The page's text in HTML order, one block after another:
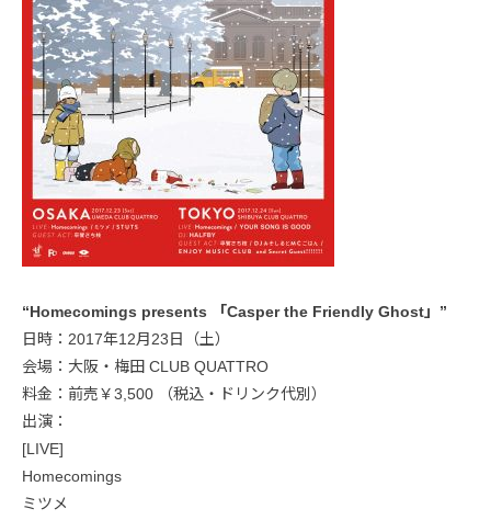
“Homecomings presents 「Casper the Friendly Ghost」”
日時：2017年12月23日（土）
会場：大阪・梅田 CLUB QUATTRO
料金：前売￥3,500 （税込・ドリンク代別）
出演：
[LIVE]
Homecomings
ミツメ